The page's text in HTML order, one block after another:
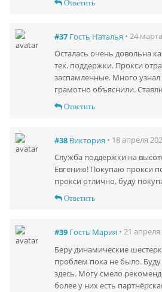
Ответить
#37 Гость Наталья • 24
Осталась очень довольна
тех. поддержки. Прокси
заспамленные. Много узнал
грамотно объяснили.
Ответить
#38 Виктория • 18 апреля
Служба поддержки на
Евгению! Покупаю прокси
прокси отлично, буду
Ответить
#39 Гость Мария • 21
Беру динамические
проблем пока не было.
здесь. Могу смело
более у них есть